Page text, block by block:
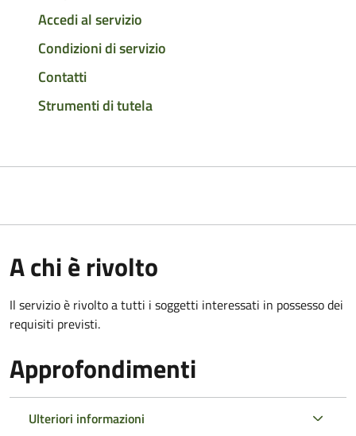
Accedi al servizio
Condizioni di servizio
Contatti
Strumenti di tutela
A chi è rivolto
Il servizio è rivolto a tutti i soggetti interessati in possesso dei
requisiti previsti.
Approfondimenti
Ulteriori informazioni